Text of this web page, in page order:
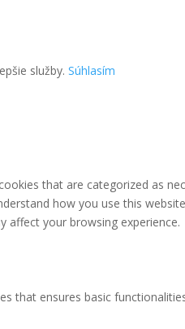
služby. Súhlasím
that are categorized as
how you use this
your browsing experience.
that ensures basic